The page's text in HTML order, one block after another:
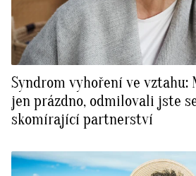
Syndrom vyhoření ve
jen prázdno, odmilovali jste
skomírající partnerství